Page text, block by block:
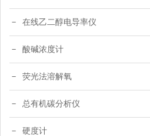
在线乙二醇电导率仪
酸碱浓度计
荧光法溶解氧
总有机碳分析仪
硬度计